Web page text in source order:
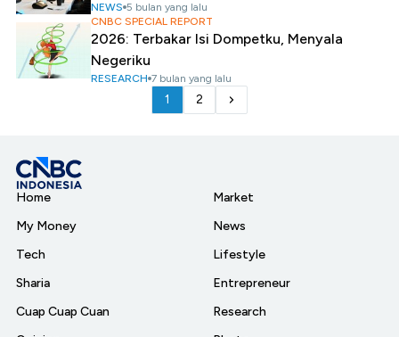
NEWS 5 bulan yang lalu
CNBC SPECIAL REPORT
2026: Terbakar Isi Dompetku, Menyala
Negeriku
RESEARCH 7 bulan yang lalu
1 2
Home
My Money
Tech
Sharia
Cuap Cuap Cuan
Market
News
Lifestyle
Entrepreneur
Research